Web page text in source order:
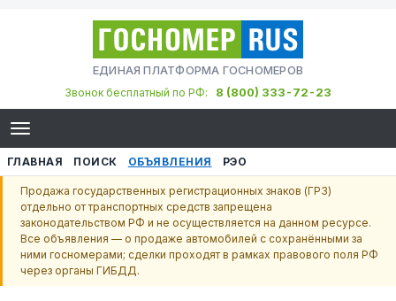
ЕДИНАЯ ПЛАТФОРМА ГОСНОМЕРОВ
Звонок бесплатный по РФ:
8 (800) 333-72-23
ГЛАВНАЯ ПОИСК ОБЪЯВЛЕНИЯ РЭО
Продажа государственных регистрационных знаков (ГРЗ)
отдельно от транспортных средств запрещена
законодательством РФ и не осуществляется на данном ресурсе.
Все объявления — о продаже автомобилей с сохранёнными за
ними госномерами; сделки проходят в рамках правового поля РФ
через органы ГИБДД.